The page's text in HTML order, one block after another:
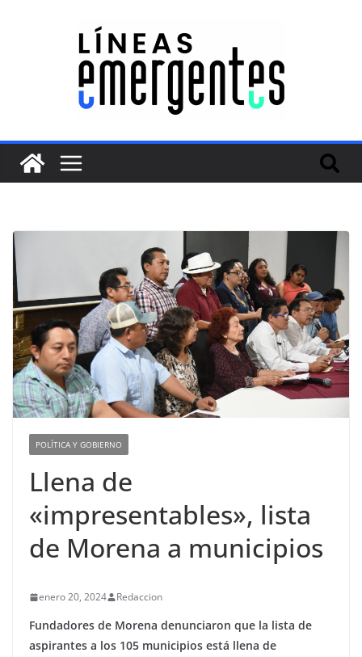
POLÍTICA Y GOBIERNO
Llena de
«impresentables», lista
de Morena a municipios
enero 20, 2024 Redaccion
Fundadores de Morena denunciaron que la lista de
aspirantes a los 105 municipios está llena de